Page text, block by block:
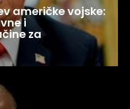
američke vojske:
i
za